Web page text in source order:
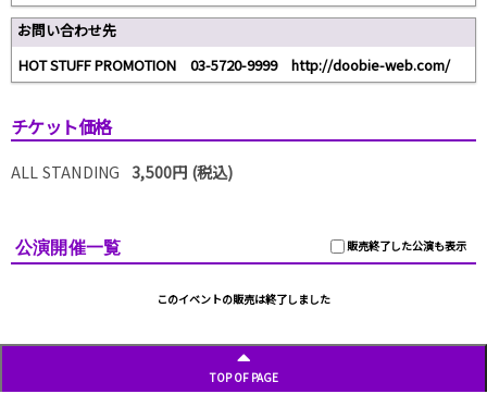
お問い合わせ先
HOT STUFF PROMOTION 03-5720-9999 http://doobie-web.com/
チケット価格
ALL STANDING 3,500円 (税込)
販売終了した公演も表示
公演開催一覧
このイベントの販売は終了しました
TOP OF PAGE